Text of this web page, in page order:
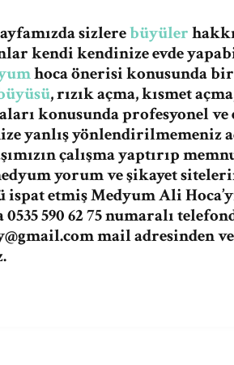
sizlerebüyüler
kendi kendinize evde
hoca önerisi konusunda
, rızık açma, kısmet
konusunda profesyonel
yanlış yönlendirilmemeniz
çalışma yaptırıp
yorum ve şikayet
ispat etmiş Medyum Ali
0535 590 62 75 numaralı
mail adresinden